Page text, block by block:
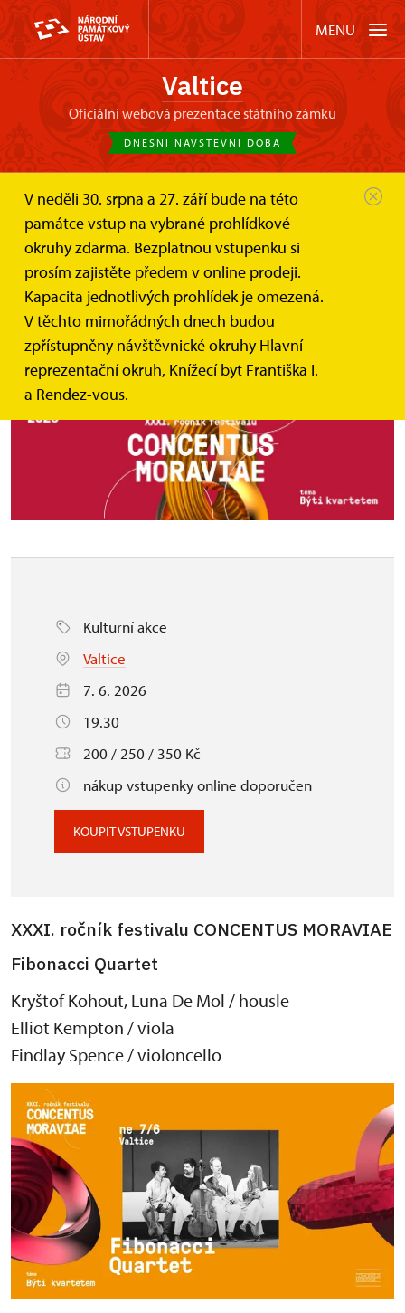
MENU
Valtice
oficiální webová prezentace státního zámku
DNEŠNÍ NÁVŠTĚVNÍ DOBA
V neděli 30. srpna a 27. září bude na této
památce vstup na vybrané prohlídkové
okruhy zdarma. Bezplatnou vstupenku si
prosím zajistěte předem v online prodeji.
Kapacita jednotlivých prohlídek je omezená.
V těchto mimořádných dnech budou
zpřístupněny návštěvnické okruhy Hlavní
reprezentační okruh, Knížecí byt Františka I.
a Rendez-vous.
Zámek Valtice
Akce
Concentus Moraviae: Fibonacci Quartet v...
Concentus Moraviae: Fibonacci
Quartet v divadle zámku Valtice
Kulturní akce
Valtice
7. 6. 2026
19.30
200 / 250 / 350 Kč
nákup vstupenky online doporučen
KOUPIT VSTUPENKU
XXXI. ročník festivalu CONCENTUS MORAVIAE
Fibonacci Quartet
Kryštof Kohout, Luna De Mol / housle
Elliot Kempton / viola
Findlay Spence / violoncello